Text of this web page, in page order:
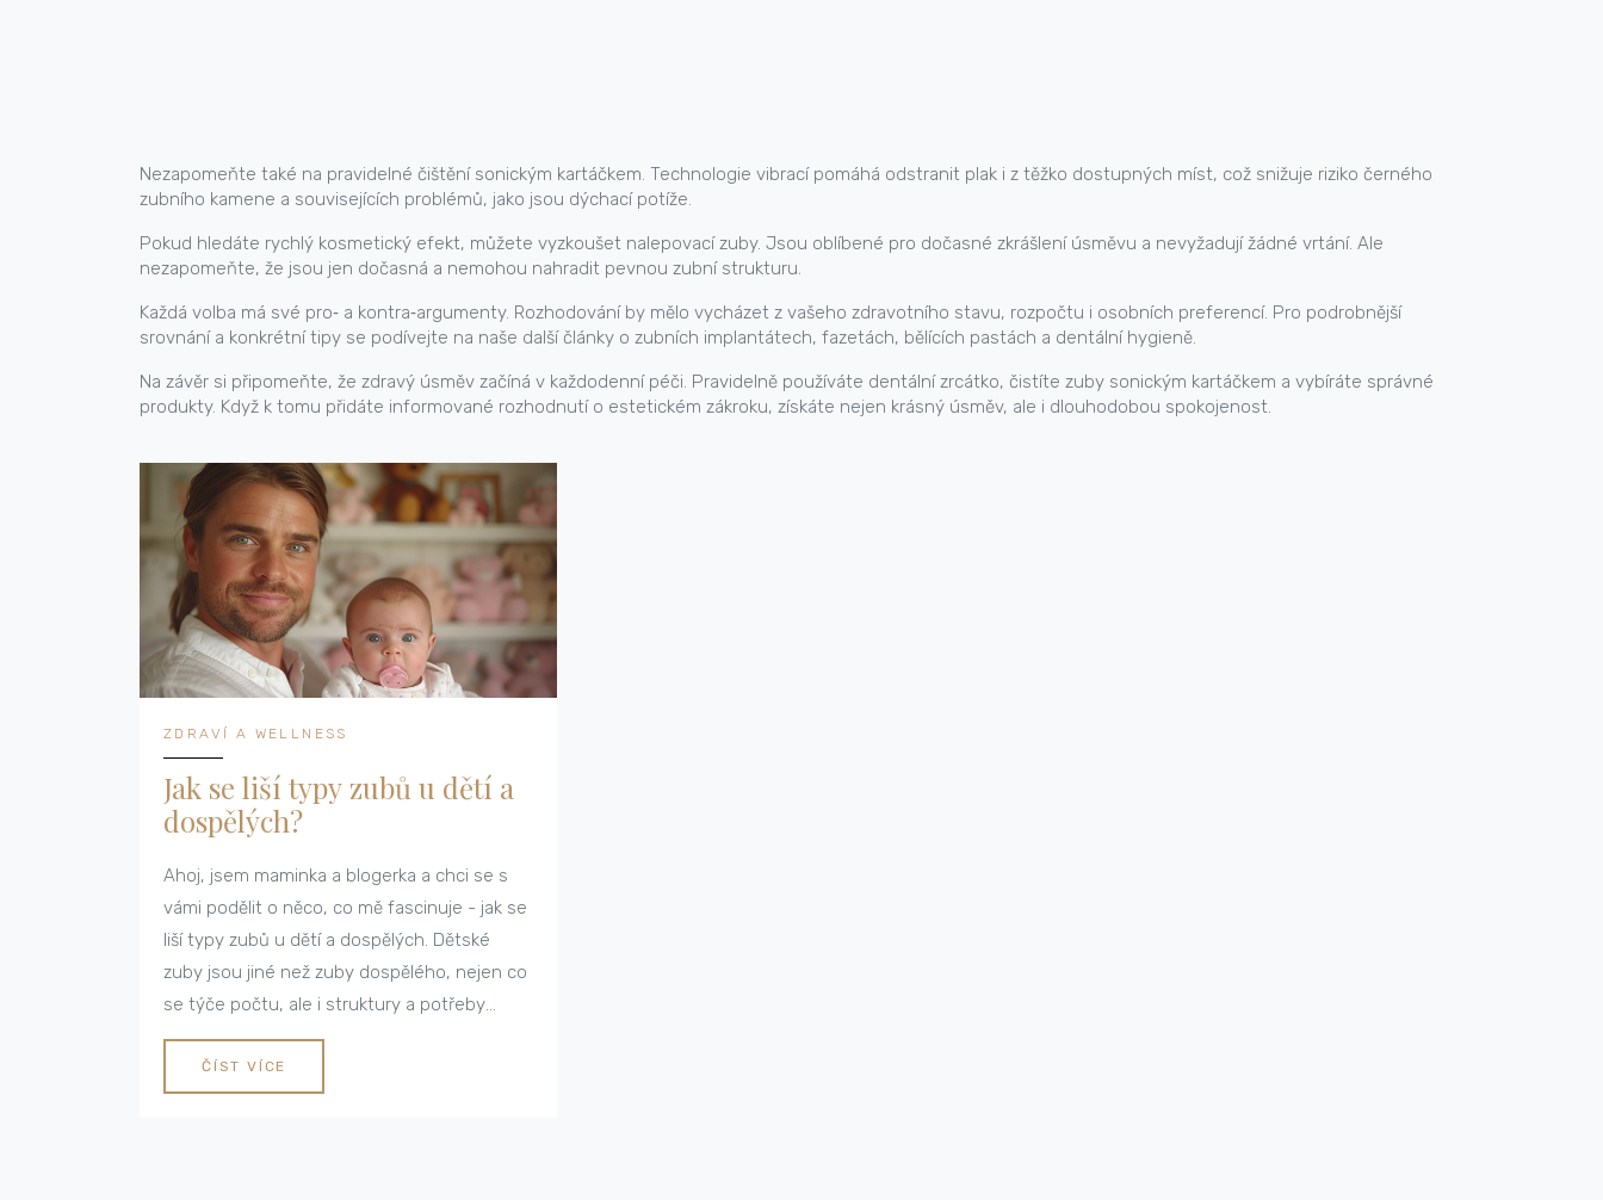
Nezapomeňte také na pravidelné čištění sonickým kartáčkem. Technologie vibrací pomáhá odstranit plak i z těžko dostupných míst, což snižuje riziko černého
zubního kamene a souvisejících problémů, jako jsou dýchací potíže.
Pokud hledáte rychlý kosmetický efekt, můžete vyzkoušet nalepovací zuby. Jsou oblíbené pro dočasné zkrášlení úsměvu a nevyžadují žádné vrtání. Ale
nezapomeňte, že jsou jen dočasná a nemohou nahradit pevnou zubní strukturu.
Každá volba má své pro‑ a kontra‑argumenty. Rozhodování by mělo vycházet z vašeho zdravotního stavu, rozpočtu i osobních preferencí. Pro podrobnější
srovnání a konkrétní tipy se podívejte na naše další články o zubních implantátech, fazetách, bělících pastách a dentální hygieně.
Na závěr si připomeňte, že zdravý úsměv začíná v každodenní péči. Pravidelně používáte dentální zrcátko, čistíte zuby sonickým kartáčkem a vybíráte správné
produkty. Když k tomu přidáte informované rozhodnutí o estetickém zákroku, získáte nejen krásný úsměv, ale i dlouhodobou spokojenost.
ZDRAVÍ A WELLNESS
Jak se liší typy zubů u dětí a
dospělých?
Ahoj, jsem maminka a blogerka a chci se s
vámi podělit o něco, co mě fascinuje - jak se
liší typy zubů u dětí a dospělých. Dětské
zuby jsou jiné než zuby dospělého, nejen co
se týče počtu, ale i struktury a potřeby
péče. Na svém blogu se budeme podrobněji
zabývat tímto tématem a objevovat
společně různé aspekty zubní hygieny pro
ČÍST VÍCE